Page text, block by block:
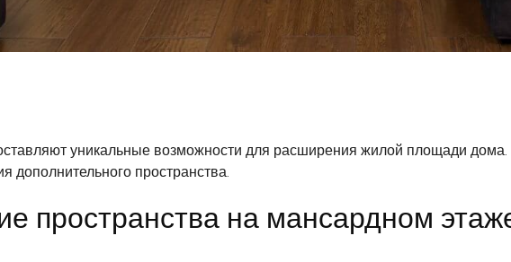
уникальные возможности для расширения жилой площади
пространства.
пространства на мансардном